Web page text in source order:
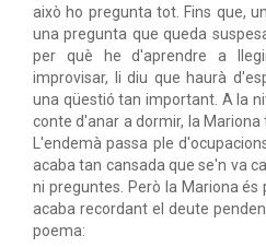
això ho pregunta tot. Fins que,
una pregunta que queda
per què he d'aprendre a
improvisar, li diu que haurà
una qüestió tan important. A la
conte d'anar a dormir, la
L'endemà passa ple
acaba tan cansada que se'n va
ni preguntes. Però la Mariona
acaba recordant el deute
poema: